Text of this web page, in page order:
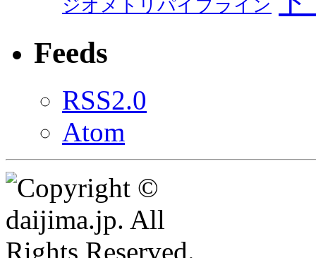
ジオメトリパイプライン
Feeds
RSS2.0
Atom